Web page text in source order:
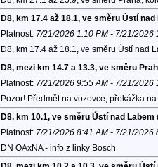
D8, km 17.4 až 18.1, ve směru Ústí nad
Platnost: 7/21/2026 1:10 PM - 7/21/2026
D8, km 17.4 až 18.1, ve směru Ústí nad
D8, mezi km 14.7 a 13.3, ve směru
Platnost: 7/21/2026 9:55 AM - 7/21/2026
Pozor! Předmět na vozovce; překážka
D8, km 10.1, ve směru Ústí nad Labem
Platnost: 7/21/2026 8:41 AM - 7/21/2026
DN OAxNA - info z linky Bosch